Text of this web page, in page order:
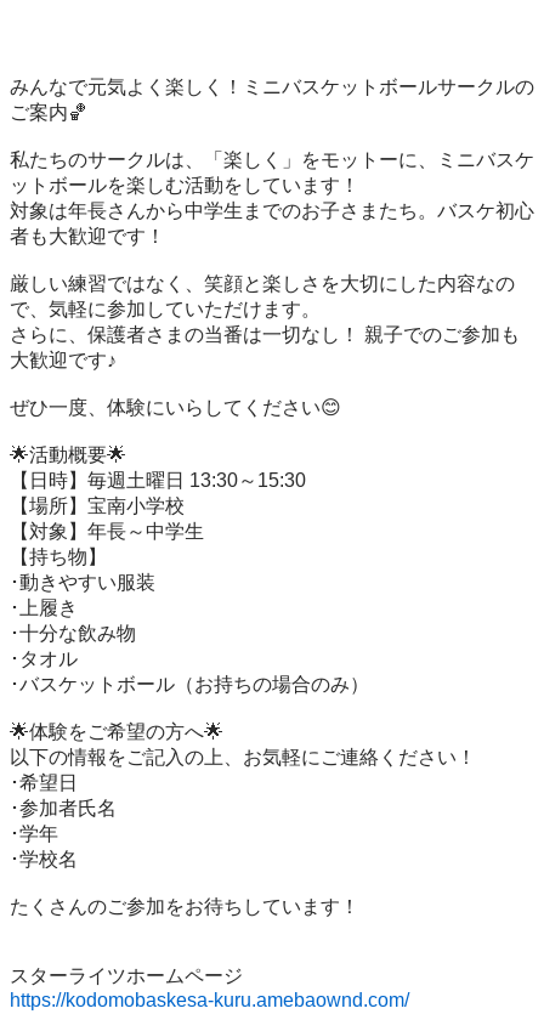
みんなで元気よく楽しく！ミニバスケットボールサークルの
ご案内🏀
私たちのサークルは、「楽しく」をモットーに、ミニバスケ
ットボールを楽しむ活動をしています！
対象は年長さんから中学生までのお子さまたち。バスケ初心
者も大歓迎です！
厳しい練習ではなく、笑顔と楽しさを大切にした内容なの
で、気軽に参加していただけます。
さらに、保護者さまの当番は一切なし！ 親子でのご参加も
大歓迎です♪
ぜひ一度、体験にいらしてください😊
🌟活動概要🌟
【日時】毎週土曜日 13:30～15:30
【場所】宝南小学校
【対象】年長～中学生
【持ち物】
･動きやすい服装
･上履き
･十分な飲み物
･タオル
･バスケットボール（お持ちの場合のみ）
🌟体験をご希望の方へ🌟
以下の情報をご記入の上、お気軽にご連絡ください！
･希望日
･参加者氏名
･学年
･学校名
たくさんのご参加をお待ちしています！
https://kodomobaskesa-kuru.amebaownd.com/